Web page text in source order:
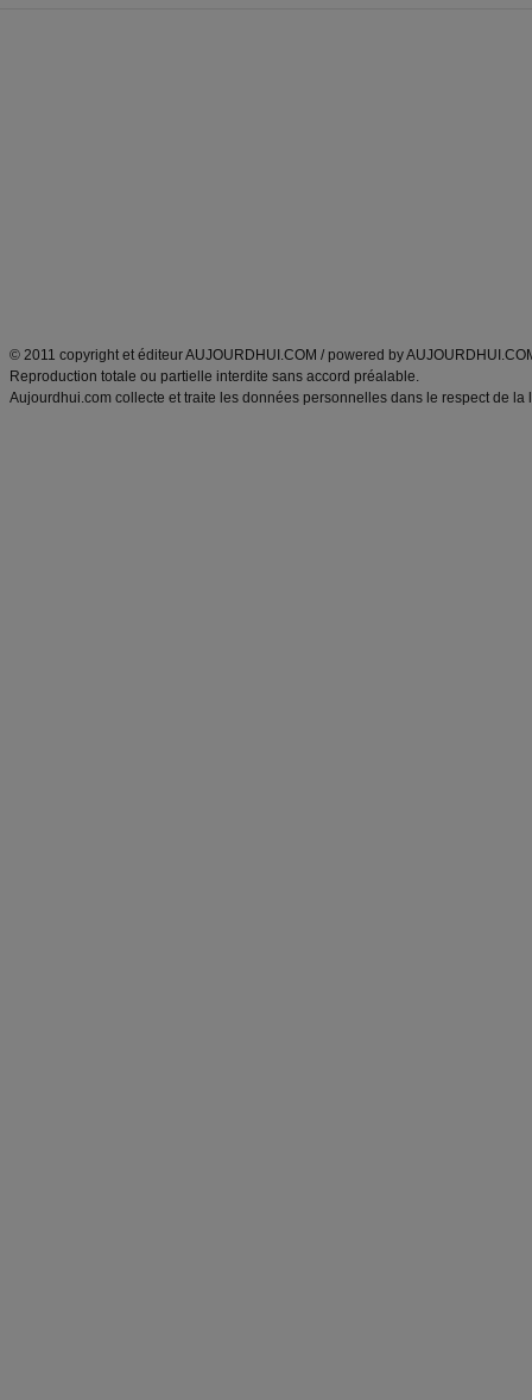
© 2011 copyright et éditeur AUJOURDHUI.COM / powered by
Reproduction totale ou partielle interdite sans accord préalable.
Aujourdhui.com collecte et traite les données personnelles dans le respect de